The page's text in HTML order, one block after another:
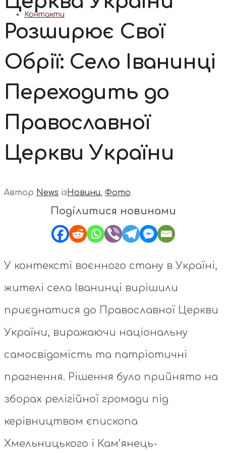
Контакти
Розширює Свої
Обрії: Село Іванинці
Переходить до
Православної
Церкви України
Автор News ізНовини, Фото
Поділитися новинами
У контексті воєнного стану в Україні,
жителі села Іванинці вирішили
приєднатися до Православної Церкви
України, виражаючи національну
самосвідомість та патріотичні
прагнення. Рішення було прийнято на
зборах релігійної громади під
керівництвом єпископа
Хмельницького і Кам’янець-